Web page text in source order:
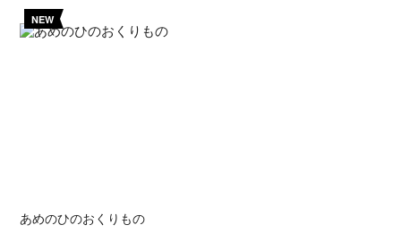
NEW
あめのひのおくりもの